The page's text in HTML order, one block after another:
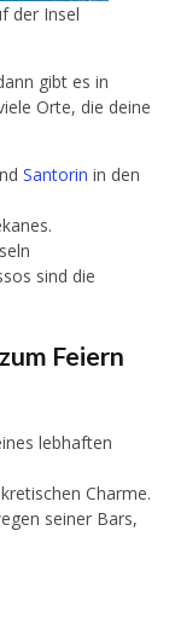
der Insel
gibt es in
Orte, die deine
Santorin in den
sind die
Feiern
lebhaften
Charme.
seiner Bars,